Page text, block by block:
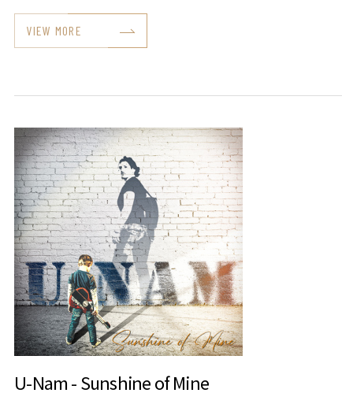
VIEW MORE
U-Nam - Sunshine of Mine